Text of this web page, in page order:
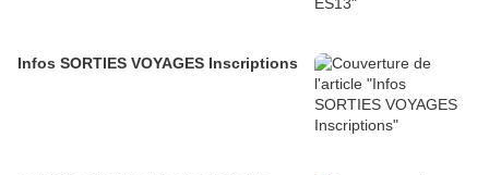
Infos SORTIES VOYAGES Inscriptions